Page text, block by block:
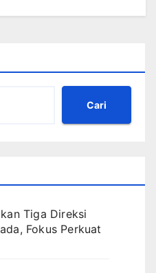
Cari
Tiga Direksi
Fokus Perkuat